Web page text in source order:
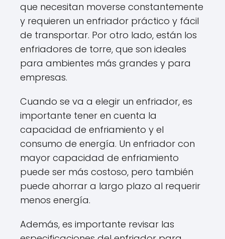
que necesitan moverse constantemente
y requieren un enfriador práctico y fácil
de transportar. Por otro lado, están los
enfriadores de torre, que son ideales
para ambientes más grandes y para
empresas.
Cuando se va a elegir un enfriador, es
importante tener en cuenta la
capacidad de enfriamiento y el
consumo de energía. Un enfriador con
mayor capacidad de enfriamiento
puede ser más costoso, pero también
puede ahorrar a largo plazo al requerir
menos energía.
Además, es importante revisar las